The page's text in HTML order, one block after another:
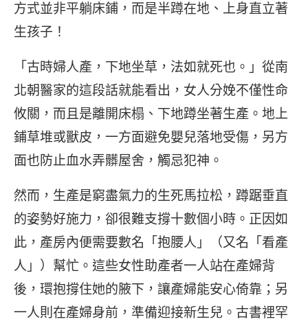
方式並非平躺床鋪，而是半蹲在地、上身直立著
生孩子！
「古時婦人產，下地坐草，法如就死也。」從南
北朝醫家的這段話就能看出，女人分娩不僅性命
攸關，而且是離開床榻、下地蹲坐著生產。地上
鋪草堆或獸皮，一方面避免嬰兒落地受傷，另方
面也防止血水弄髒屋舍，觸忌犯神。
然而，生產是窮盡氣力的生死馬拉松，蹲踞垂直
的姿勢好施力，卻很難支撐十數個小時。正因如
此，產房內便需要數名「抱腰人」（又名「看產
人」）幫忙。這些女性助產者一人站在產婦背
後，環抱撐住她的腋下，讓產婦能安心倚靠；另
一人則在產婦身前，準備迎接新生兒。古書裡罕